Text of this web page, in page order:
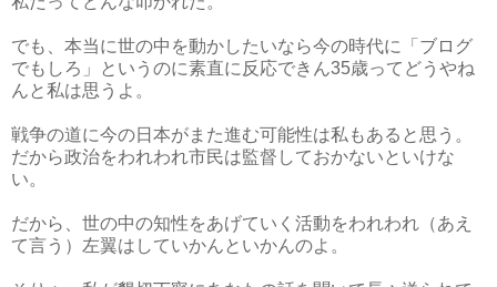
でも、本当に世の中を動かしたいなら今の時代に「ブログ
でもしろ」というのに素直に反応できん35歳ってどうやね
んと私は思うよ。
戦争の道に今の日本がまた進む可能性は私もあると思う。
だから政治をわれわれ市民は監督しておかないといけな
い。
だから、世の中の知性をあげていく活動をわれわれ（あえ
て言う）左翼はしていかんといかんのよ。